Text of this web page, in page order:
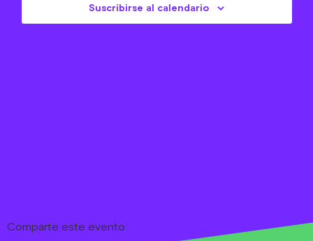
Suscribirse al calendario
Comparte este evento